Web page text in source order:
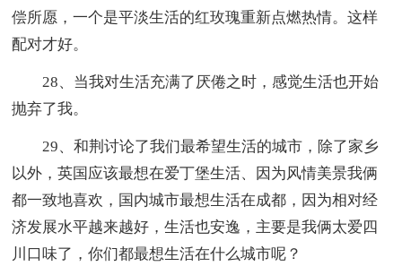
偿所愿，一个是平淡生活的红玫瑰重新点燃热情。这样
配对才好。
28、当我对生活充满了厌倦之时，感觉生活也开始
抛弃了我。
29、和荆讨论了我们最希望生活的城市，除了家乡
以外，英国应该最想在爱丁堡生活、因为风情美景我俩
都一致地喜欢，国内城市最想生活在成都，因为相对经
济发展水平越来越好，生活也安逸，主要是我俩太爱四
川口味了，你们都最想生活在什么城市呢？